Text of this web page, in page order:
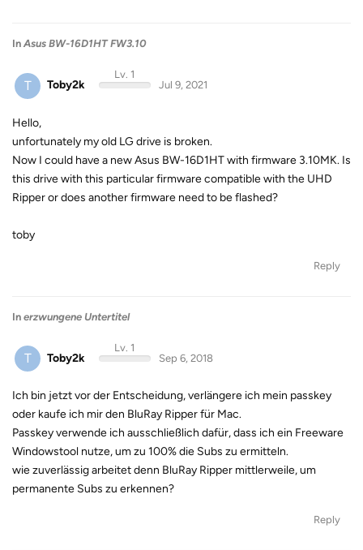
In Asus BW-16D1HT FW3.10
T Toby2k
Lv. 1
Jul 9, 2021
Hello,
unfortunately my old LG drive is broken.
Now I could have a new Asus BW-16D1HT with firmware 3.10MK. Is
this drive with this particular firmware compatible with the UHD
Ripper or does another firmware need to be flashed?
toby
Reply
In erzwungene Untertitel
T Toby2k
Lv. 1
Sep 6, 2018
Ich bin jetzt vor der Entscheidung, verlängere ich mein passkey
oder kaufe ich mir den BluRay Ripper für Mac.
Passkey verwende ich ausschließlich dafür, dass ich ein Freeware
Windowstool nutze, um zu 100% die Subs zu ermitteln.
wie zuverlässig arbeitet denn BluRay Ripper mittlerweile, um
permanente Subs zu erkennen?
Reply